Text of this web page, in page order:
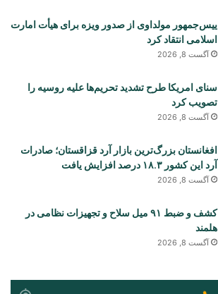
ییس‌جمهور مولداوی از صدور ویزه برای هیأت امارت
اسلامی انتقاد کرد
آگست 8, 2026
سنای امریکا طرح تشدید تحریم‌ها علیه روسیه را
تصویب کرد
آگست 8, 2026
افغانستان بزرگ‌ترین بازار آرد قزاقستان؛ صادرات
آرد این کشور ۱۸.۳ درصد افزایش یافت
آگست 8, 2026
کشف و ضبط ۹۱ میل سلاح و تجهیزات نظامی در
هلمند
آگست 8, 2026